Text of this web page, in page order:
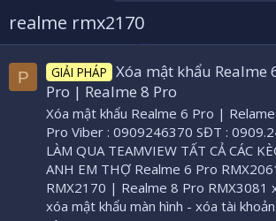
realme rmx2170
P GIẢI PHÁP Xóa mật khẩu Realme
Pro | Realme 8 Pro
Xóa mật khẩu Realme 6 Pro |
Pro Viber : 0909246370 SĐT :
LÀM QUA TEAMVIEW TẤT CẢ CÁC
ANH EM THỢ Realme 6 Pro
RMX2170 | Realme 8 Pro RMX3081
xóa mật khẩu màn hình - xóa tài